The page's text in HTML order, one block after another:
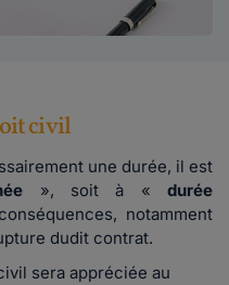
civil
une durée, il est
», soit à «durée
notamment
dudit contrat.
sera appréciée au